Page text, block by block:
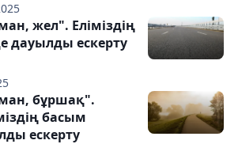
жел". Еліміздің
дауылды ескерту
бұршақ".
басым
ескерту